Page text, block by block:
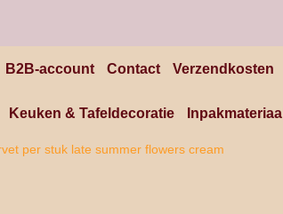
B2B-account Contact Verzendkosten
Keuken & Tafeldecoratie Inpakmateriaal
per stuk late summer flowers cream